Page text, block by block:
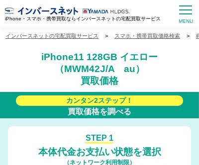
iPhone・スマホ・携帯買取ならインバースネットの宅配買取サービス
インバースネットの宅配買取サービス > スマホ・携帯買取価格検索 >
iPhone11 128GB イエロー
（MWM42J/A au）
買取価格
カンタン2ステップ！
買取価格を調べる
STEP 1
本体代金お支払い状態を選択
（ネットワーク利用制限）